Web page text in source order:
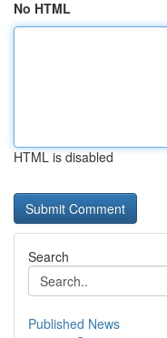
No HTML
HTML is disabled
Search
Published News